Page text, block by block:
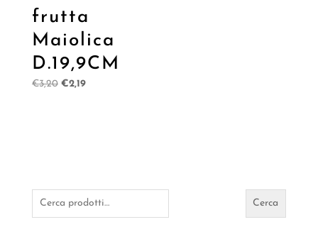
frutta
Maiolica
D.19,9CM
€3,20 Il
€2,19Il
Cerca: Cerca